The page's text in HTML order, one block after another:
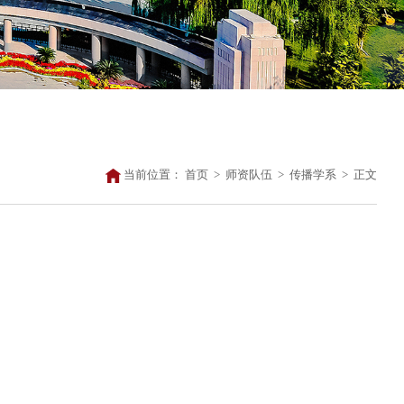
当前位置： 首页 > 师资队伍 > 传播学系 > 正文